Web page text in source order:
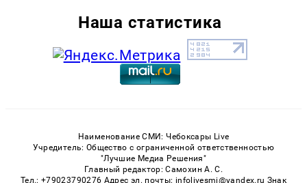
Наша статистика
Наименование СМИ: Чебоксары Live
Учредитель: Общество с ограниченной ответственностью
"Лучшие Медиа Решения"
Главный редактор: Самохин А. С.
Тел.: +79023790276 Адрес эл. почты: infolivesmi@yandex.ru Знак